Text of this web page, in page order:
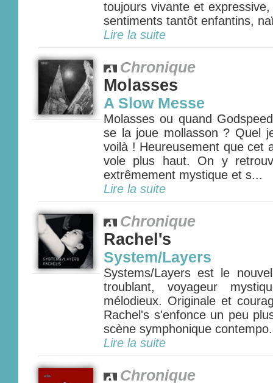
toujours vivante et
sentiments tantôt enfantins,
Lire la suite
Chronique
Molasses
A Slow Messe
Molasses ou quand
se la joue mollasson ? Quel
voilà ! Heureusement que cet
vole plus haut. On y
extrêmement mystique et s...
Lire la suite
Chronique
Rachel's
System/Layers
Systems/Layers est le
troublant, voyageur
mélodieux. Originale et
Rachel's s'enfonce un peu
scène symphonique
Lire la suite
Chronique